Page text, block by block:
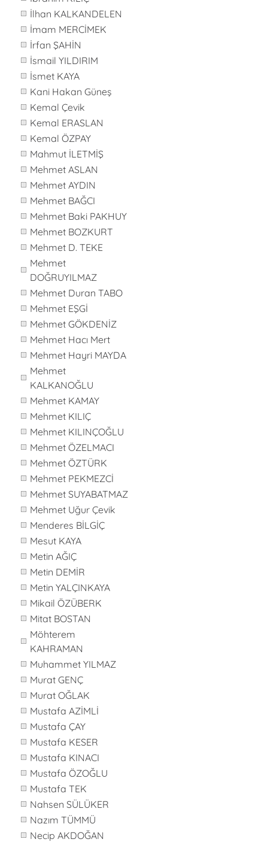
İlhan KALKANDELEN
İmam MERCİMEK
İrfan ŞAHİN
İsmail YILDIRIM
İsmet KAYA
Kani Hakan Güneş
Kemal Çevik
Kemal ERASLAN
Kemal ÖZPAY
Mahmut İLETMİŞ
Mehmet ASLAN
Mehmet AYDIN
Mehmet BAĞCI
Mehmet Baki PAKHUY
Mehmet BOZKURT
Mehmet D. TEKE
Mehmet
DOĞRUYILMAZ
Mehmet Duran TABO
Mehmet EŞGİ
Mehmet GÖKDENİZ
Mehmet Hacı Mert
Mehmet Hayri MAYDA
Mehmet
KALKANOĞLU
Mehmet KAMAY
Mehmet KILIÇ
Mehmet KILINÇOĞLU
Mehmet ÖZELMACI
Mehmet ÖZTÜRK
Mehmet PEKMEZCİ
Mehmet SUYABATMAZ
Mehmet Uğur Çevik
Menderes BİLGİÇ
Mesut KAYA
Metin AĞIÇ
Metin DEMİR
Metin YALÇINKAYA
Mikail ÖZÜBERK
Mitat BOSTAN
Möhterem
KAHRAMAN
Muhammet YILMAZ
Murat GENÇ
Murat OĞLAK
Mustafa AZİMLİ
Mustafa ÇAY
Mustafa KESER
Mustafa KINACI
Mustafa ÖZOĞLU
Mustafa TEK
Nahsen SÜLÜKER
Nazım TÜMMÜ
Necip AKDOĞAN